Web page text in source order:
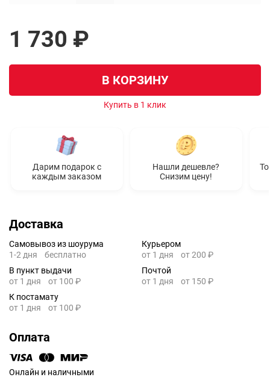
1 730 ₽
В КОРЗИНУ
Купить в 1 клик
Дарим подарок с
каждым заказом
Нашли дешевле?
Снизим цену!
Доставка
Самовывоз из шоурума
1-2 дня
бесплатно
Курьером
от 1 дня
от 200 ₽
В пункт выдачи
от 1 дня
от 100 ₽
Почтой
от 1 дня
от 150 ₽
К постамату
от 1 дня
от 100 ₽
Оплата
Онлайн и наличными